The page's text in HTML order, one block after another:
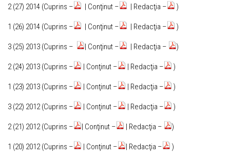
2 (27) 2014 (Cuprins – | Conţinut – | Redacţia – )
1 (26) 2014 (Cuprins – | Conţinut – | Redacţia – )
3 (25) 2013 (Cuprins – | Conţinut – | Redacţia – )
2 (24) 2013 (Cuprins – | Conţinut – | Redacţia – )
1 (23) 2013 (Cuprins – | Conţinut – | Redacţia – )
3 (22) 2012 (Cuprins – | Conţinut – | Redacţia – )
2 (21) 2012 (Cuprins – | Conţinut – | Redacţia – )
1 (20) 2012 (Cuprins – | Conţinut – | Redacţia – )